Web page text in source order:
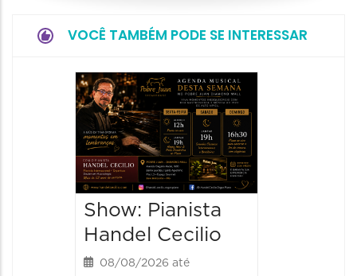
VOCÊ TAMBÉM PODE SE INTERESSAR
Show: Pianista
Handel Cecilio
08/08/2026 até